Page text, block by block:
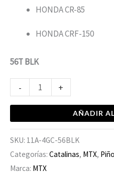
HONDA CR-85
HONDA CRF-150
56T BLK
- +
AÑADIR
SKU: 11A-4GC-56BLK
Categorías: Catalinas, MTX,
Marca: MTX